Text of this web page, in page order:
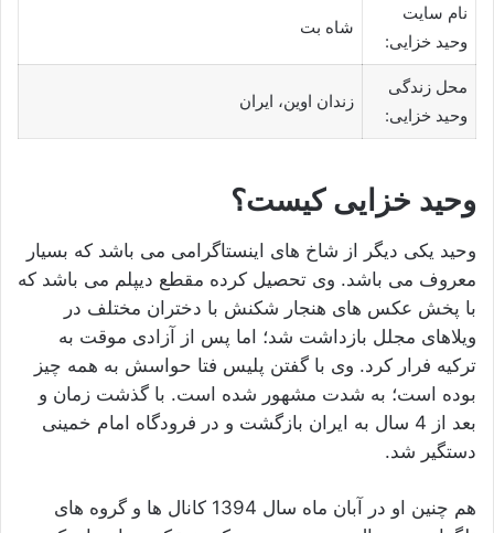
نام سایت
وحید خزایی:
شاه بت
محل زندگی
وحید خزایی:
زندان اوین، ایران
وحید خزایی کیست؟
وحید یکی دیگر از شاخ های اینستاگرامی می باشد که بسیار
معروف می باشد. وی تحصیل کرده مقطع دیپلم می باشد که
با پخش عکس های هنجار شکنش با دختران مختلف در
ویلاهای مجلل بازداشت شد؛ اما پس از آزادی موقت به
ترکیه فرار کرد. وی با گفتن پلیس فتا حواسش به همه چیز
بوده است؛ به شدت مشهور شده است. با گذشت زمان و
بعد از 4 سال به ایران بازگشت و در فرودگاه امام خمینی
دستگیر شد.
هم چنین او در آبان ماه سال 1394 کانال ها و گروه های